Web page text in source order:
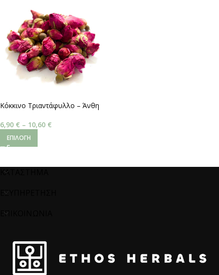
Κόκκινο Τριαντάφυλλο – Άνθη
6,90 € – 10,60 €
ΕΠΙΛΟΓΉ
ΚΑΤΑΣΤΗΜΑ
ΕΞΥΠΗΡΕΤΗΣΗ
ΕΠΙΚΟΙΝΩΝΙΑ